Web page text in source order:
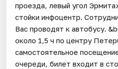
проезда, левый угол
стойки инфоцентр.
Вас проводят к автобусу.
около 1,5 ч по центру
самостоятельное
очереди, билет входит в